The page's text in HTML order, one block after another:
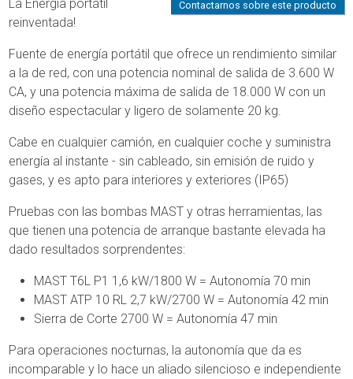
Contactarnos sobre este producto
La Energía portátil
reinventada!
Fuente de energía portátil que ofrece un rendimiento similar
a la de red, con una potencia nominal de salida de 3.600 W
CA, y una potencia máxima de salida de 18.000 W con un
diseño espectacular y ligero de solamente 20 kg.
Cabe en cualquier camión, en cualquier coche y suministra
energía al instante - sin cableado, sin emisión de ruido y
gases, y es apto para interiores y exteriores (IP65)
Pruebas con las bombas MAST y otras herramientas, las
que tienen una potencia de arranque bastante elevada ha
dado resultados sorprendentes:
MAST T6L P1 1,6 kW/1800 W = Autonomía 70 min
MAST ATP 10 RL 2,7 kW/2700 W = Autonomía 42 min
Sierra de Corte 2700 W = Autonomía 47 min
Para operaciones nocturnas, la autonomía que da es
incomparable y lo hace un aliado silencioso e independiente